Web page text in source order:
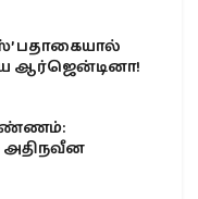
பதாகையால்
ஆர்ஜென்டினா!
அதிநவீன